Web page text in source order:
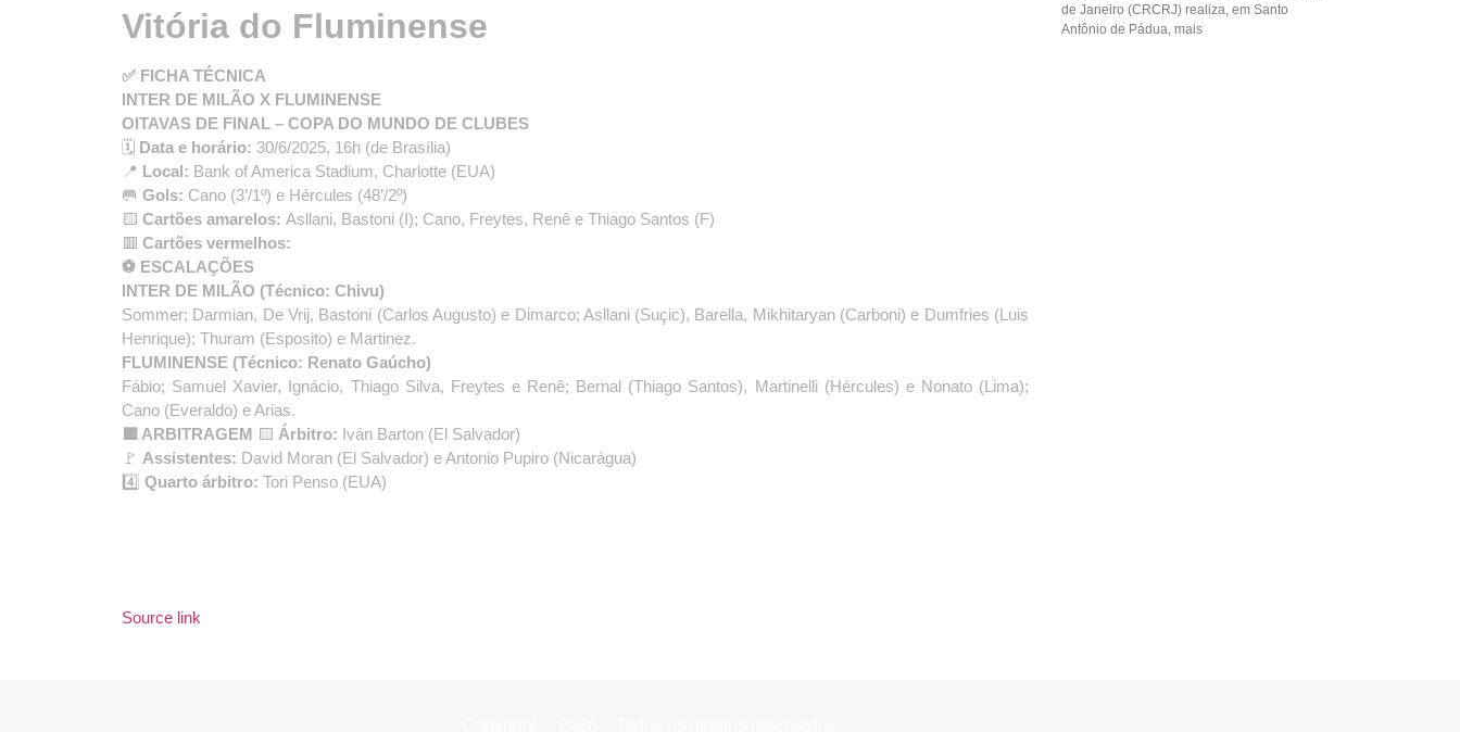
Vitória do Fluminense
✅ FICHA TÉCNICA
INTER DE MILÃO X FLUMINENSE
OITAVAS DE FINAL – COPA DO MUNDO DE CLUBES
🗓️ Data e horário: 30/6/2025, 16h (de Brasília)
📍 Local: Bank of America Stadium, Charlotte (EUA)
🥅 Gols: Cano (3’/1º) e Hércules (48’/2º)
🟨 Cartões amarelos: Asllani, Bastoni (I); Cano, Freytes, Renê e Thiago Santos (F)
🟥 Cartões vermelhos:
⚽ ESCALAÇÕES
INTER DE MILÃO (Técnico: Chivu)
Sommer; Darmian, De Vrij, Bastoni (Carlos Augusto) e Dimarco; Asllani (Suçic), Barella, Mikhitaryan (Carboni) e Dumfries (Luis
Henrique); Thuram (Esposito) e Martinez.
FLUMINENSE (Técnico: Renato Gaúcho)
Fábio; Samuel Xavier, Ignácio, Thiago Silva, Freytes e Renê; Bernal (Thiago Santos), Martinelli (Hércules) e Nonato (Lima);
Cano (Everaldo) e Arias.
🟨 ARBITRAGEM 🟨 Árbitro: Iván Barton (El Salvador)
🚩 Assistentes: David Moran (El Salvador) e Antonio Pupiro (Nicarágua)
4️⃣ Quarto árbitro: Tori Penso (EUA)
Source link
de Janeiro (CRCRJ) realiza, em Santo
Antônio de Pádua, mais